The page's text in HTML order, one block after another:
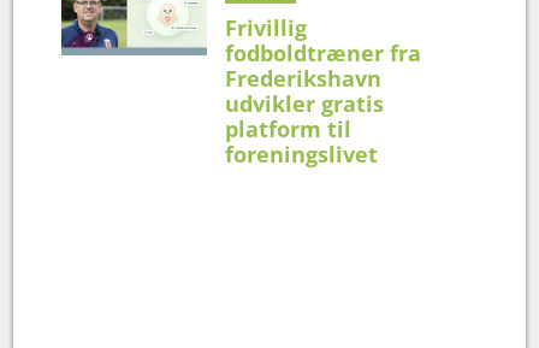
Frivillig
fodboldtræner fra
Frederikshavn
udvikler gratis
platform til
foreningslivet